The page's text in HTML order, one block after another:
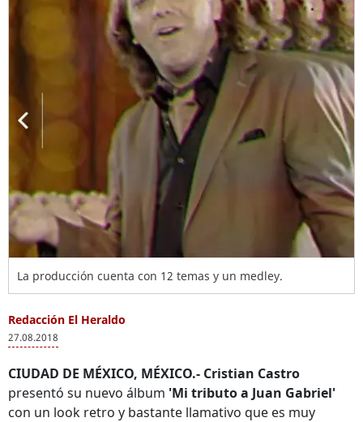
La producción cuenta con 12 temas y un medley.
Redacción El Heraldo
27.08.2018
CIUDAD DE MÉXICO, MÉXICO.- Cristian Castro
presentó su nuevo álbum 'Mi tributo a Juan Gabriel'
con un look retro y bastante llamativo que es muy